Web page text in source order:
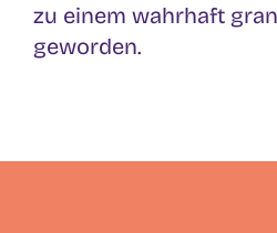
zu einem wahrhaft
geworden.